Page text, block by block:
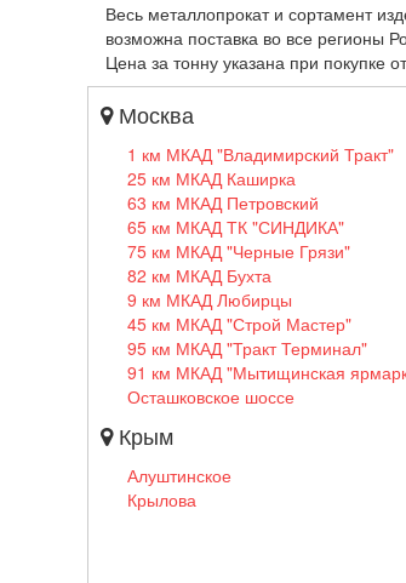
Весь металлопрокат и сортамент
возможна поставка во все регионы
Цена за тонну указана при покупке
Москва
1 км МКАД "Владимирский Тракт"
25 км МКАД Каширка
63 км МКАД Петровский
65 км МКАД ТК "СИНДИКА"
75 км МКАД "Черные Грязи"
82 км МКАД Бухта
9 км МКАД Любирцы
45 км МКАД "Строй Мастер"
95 км МКАД "Тракт Терминал"
91 км МКАД "Мытищинская
Осташковское шоссе
Крым
Алуштинское
Крылова